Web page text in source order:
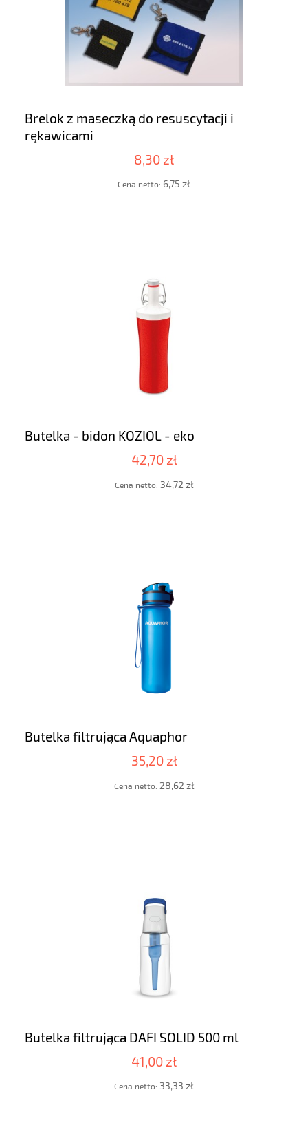
Brelok z maseczką do resuscytacji i
rękawicami
8,30 zł
Cena netto: 6,75 zł
Butelka - bidon KOZIOL - eko
42,70 zł
Cena netto: 34,72 zł
Butelka filtrująca Aquaphor
35,20 zł
Cena netto: 28,62 zł
Butelka filtrująca DAFI SOLID 500 ml
41,00 zł
Cena netto: 33,33 zł